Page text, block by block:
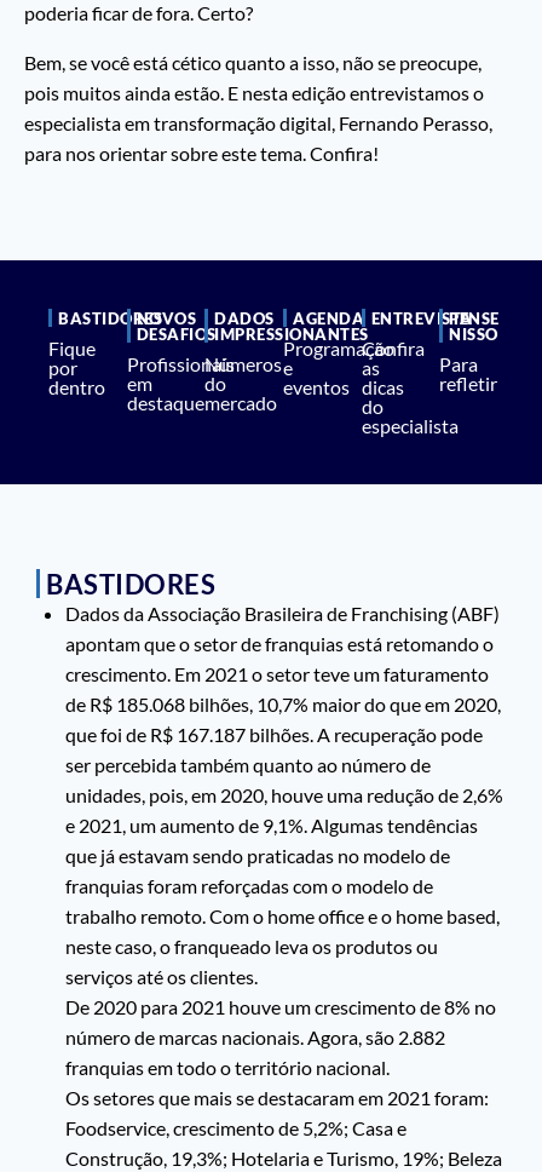
poderia ficar de fora. Certo?
Bem, se você está cético quanto a isso, não se preocupe,
pois muitos ainda estão. E nesta edição entrevistamos o
especialista em transformação digital, Fernando Perasso,
para nos orientar sobre este tema. Confira!
BASTIDORES
Fique
por
dentro
NOVOS
DESAFIOS
Profissionais
em
destaque
DADOS
IMPRESSIONANTES
Números
do
mercado
AGENDA
Programação
e
eventos
ENTREVISTA
Confira
as
dicas
do
especialista
PENSE
NISSO
Para
refletir
BASTIDORES
Dados da Associação Brasileira de Franchising (ABF)
apontam que o setor de franquias está retomando o
crescimento. Em 2021 o setor teve um faturamento
de R$ 185.068 bilhões, 10,7% maior do que em 2020,
que foi de R$ 167.187 bilhões. A recuperação pode
ser percebida também quanto ao número de
unidades, pois, em 2020, houve uma redução de 2,6%
e 2021, um aumento de 9,1%. Algumas tendências
que já estavam sendo praticadas no modelo de
franquias foram reforçadas com o modelo de
trabalho remoto. Com o home office e o home based,
neste caso, o franqueado leva os produtos ou
serviços até os clientes.
De 2020 para 2021 houve um crescimento de 8% no
número de marcas nacionais. Agora, são 2.882
franquias em todo o território nacional.
Os setores que mais se destacaram em 2021 foram:
Foodservice, crescimento de 5,2%; Casa e
Construção, 19,3%; Hotelaria e Turismo, 19%; Beleza